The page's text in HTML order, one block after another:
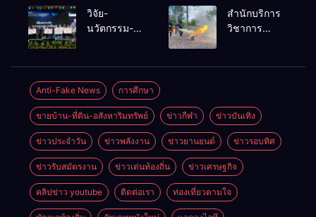
เนื่องในวันรพี
ประจำปี
ฟุตบอลวันรพี
เพื่อเชื่อม
ความสัมพันธ์
อันดีของ
หน่วยงานใน
กระบวนการ
ยุติธรรม
ธุรกิจท่อง
เที่ยว-บริการ
Thailand
สร้างโอกาส
ธุรกิจครบ
วงจร ด้วยครับ
วิจัย-
นวัตกรรม-
ไทย และพลัง
ขับเคลื่อน
เศรษฐกิจ
ประเทศ
สำนักบริการ
วิชาการ
ศักยภาพเจ้า
หน้าที่ท้องถิ่น
รับมืออัคคีภัย
ตามมาตรฐาน
สากล
Anti-Fake News การศึกษา
ขายบ้าน-ที่ดิน-อสังหาริมทรัพย์ ข่าวกีฬา ข่าวบันเทิง
ข่าวประจำวัน ข่าวพลังงาน ข่าวยานยนต์ ข่าวรอบทิศ
ข่าวรับสมัตรงาน ข่าวเด่นท้องถิ่น ข่าวเศรษฐกิจ
คลิปข่าว youtube ติดต่อเรา ท่องเที่ยวตามใจ